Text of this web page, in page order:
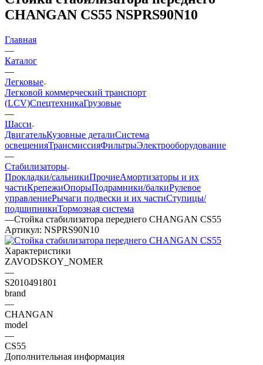
CHANGAN CS55 NSPRS90N10
Главная
—
Каталог
—
Легковые
Легковой коммерческий транспорт
(LCV)СпецтехникаГрузовые
—
Шасси
ДвигательКузовные деталиСистема
освещенияТрансмиссияФильтрыЭлектрооборудование
—
Стабилизаторы
Прокладки/сальникиПрочиеАмортизаторы и их
частиКрепежиОпорыПодрамники/балкиРулевое
управлениеРычаги подвески и их частиСтупицы/
подшипникиТормозная система
—Стойка стабилизатора переднего CHANGAN CS55
Артикул: NSPRS90N10
Характеристики
ZAVODSKOY_NOMER
—
S2010491801
brand
—
CHANGAN
model
—
CS55
Дополнительная информация